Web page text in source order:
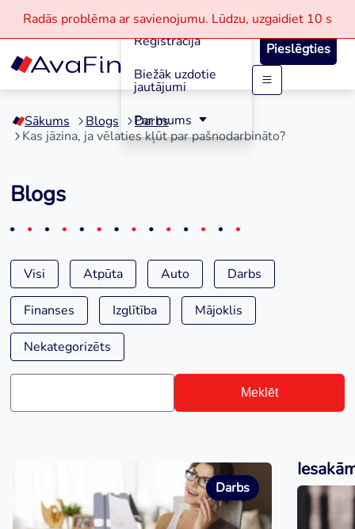
Skip
content
Radās problēma ar savienojumu. Lūdzu, uzgaidiet 10 s
Reģistrācija
Biežāk uzdotie
jautājumi
Par mums
Pieslēgties
Sākums Blogs
Darbs
Kas jāzina, ja vēlaties kļūt par pašnodarbināto?
Blogs
Visi Atpūta Auto Darbs
Finanses Izglītība Mājoklis
Nekategorizēts
Meklēt
Darbs